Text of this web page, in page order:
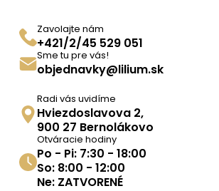
Zavolajte nám
+421/2/45 529 051
Sme tu pre vás!
objednavky@lilium.sk
Radi vás uvidíme
Hviezdoslavova 2,
900 27 Bernolákovo
Otváracie hodiny
Po - Pi: 7:30 - 18:00
So: 8:00 - 12:00
Ne: ZATVORENÉ